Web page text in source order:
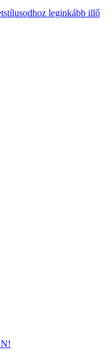
leginkább illő